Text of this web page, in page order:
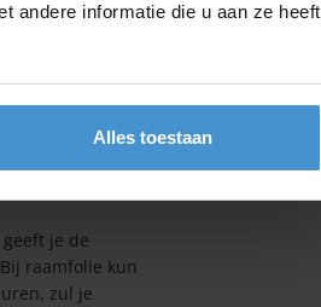
andere informatie die u aan ze heeft
Alles toestaan
verplicht om
ook niet
Echter, kleuren
goed blijft
je de
raamfolie kun
zul je